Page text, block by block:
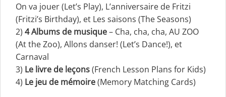
On va jouer (Let’s Play), L’anniversaire de Fritzi
(Fritzi’s Birthday), et Les saisons (The Seasons)
2) 4Albums de musique– Cha, cha, cha, AU ZOO
(At the Zoo), Allons danser! (Let’s Dance!), et
Carnaval
3) Le livre de leçons(French Lesson Plans for Kids)
4) Le jeu de mémoire(Memory Matching Cards)